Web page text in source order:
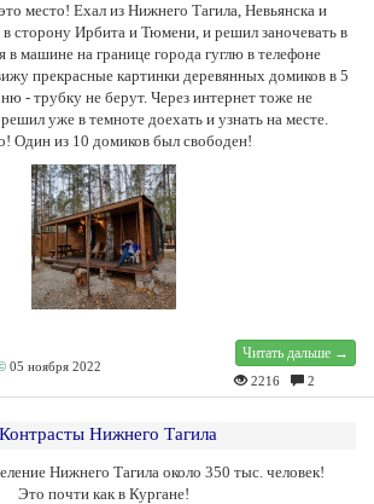
место! Ехал из Нижнего Тагила, Невьянска и
сторону Ирбита и Тюмени, и решил заночевать в
в машине на границе города гуглю в телефоне
прекрасные картинки деревянных домиков в 5
- трубку не берут. Через интернет тоже не
уже в темноте доехать и узнать на месте.
Один из 10 домиков был свободен!
Читать дальше →
05 ноября 2022
2216
2
Контрасты Нижнего Тагила
Нижнего Тагила около 350 тыс. человек!
Это почти как в Кургане!